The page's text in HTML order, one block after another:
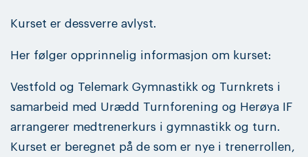
Kurset er dessverre avlyst.
Her følger opprinnelig informasjon om kurset:
Vestfold og Telemark Gymnastikk og Turnkrets i
samarbeid med Urædd Turnforening og Herøya IF
arrangerer medtrenerkurs i gymnastikk og turn.
Kurset er beregnet på de som er nye i trenerrollen,